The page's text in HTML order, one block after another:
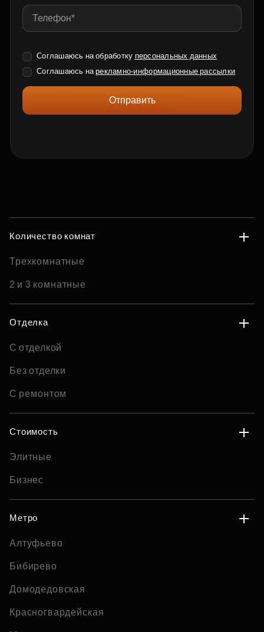
Соглашаюсь на обработку персональных данных
Соглашаюсь нарекламно-информационные рассылки
Отправить
Количество комнат
Трехкомнатные
2 и 3 комнатные
Отделка
С отделкой
Без отделки
С ремонтом
Стоимость
Элитные
Бизнес
Метро
Алтуфьево
Бибирево
Домодедовская
Красногвардейская